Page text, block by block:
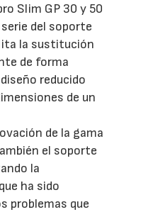
Slim GP 30 y 50
del soporte
la sustitución
de forma
reducido
de un
de la gama
el soporte
la
ha sido
problemas que